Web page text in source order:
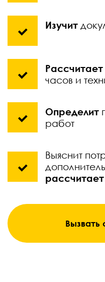
Изучит
Рассчитает
часов и
Определит
работ
Выяснит
Вызвать